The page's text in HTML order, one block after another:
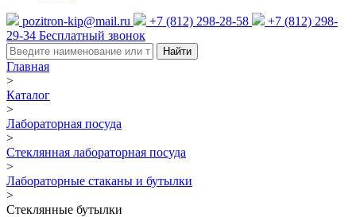
pozitron-kip@mail.ru +7 (812) 298-28-58
+7 (812) 298-
29-34 Бесплатный звонок
Найти
Главная
>
Каталог
>
Лабораторная посуда
>
Стеклянная лабораторная посуда
>
Лабораторные стаканы и бутылки
>
Стеклянные бутылки